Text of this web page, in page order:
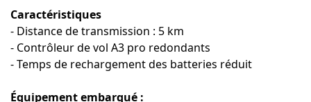
Caractéristiques
- Distance de transmission : 5 km
- Contrôleur de vol A3 pro redondants
- Temps de rechargement des batteries réduit
Équipement embarqué :